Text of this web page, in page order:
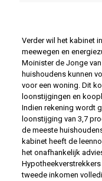
Verder wil het kabinet
meewegen en
Moinister de Jonge
huishoudens kunnen
voor een woning. Dit
loonstijgingen en
Indien rekening wordt
loonstijging van 3,7
de meeste
kabinet heeft de
het onafhankelijk
tweede inkomen